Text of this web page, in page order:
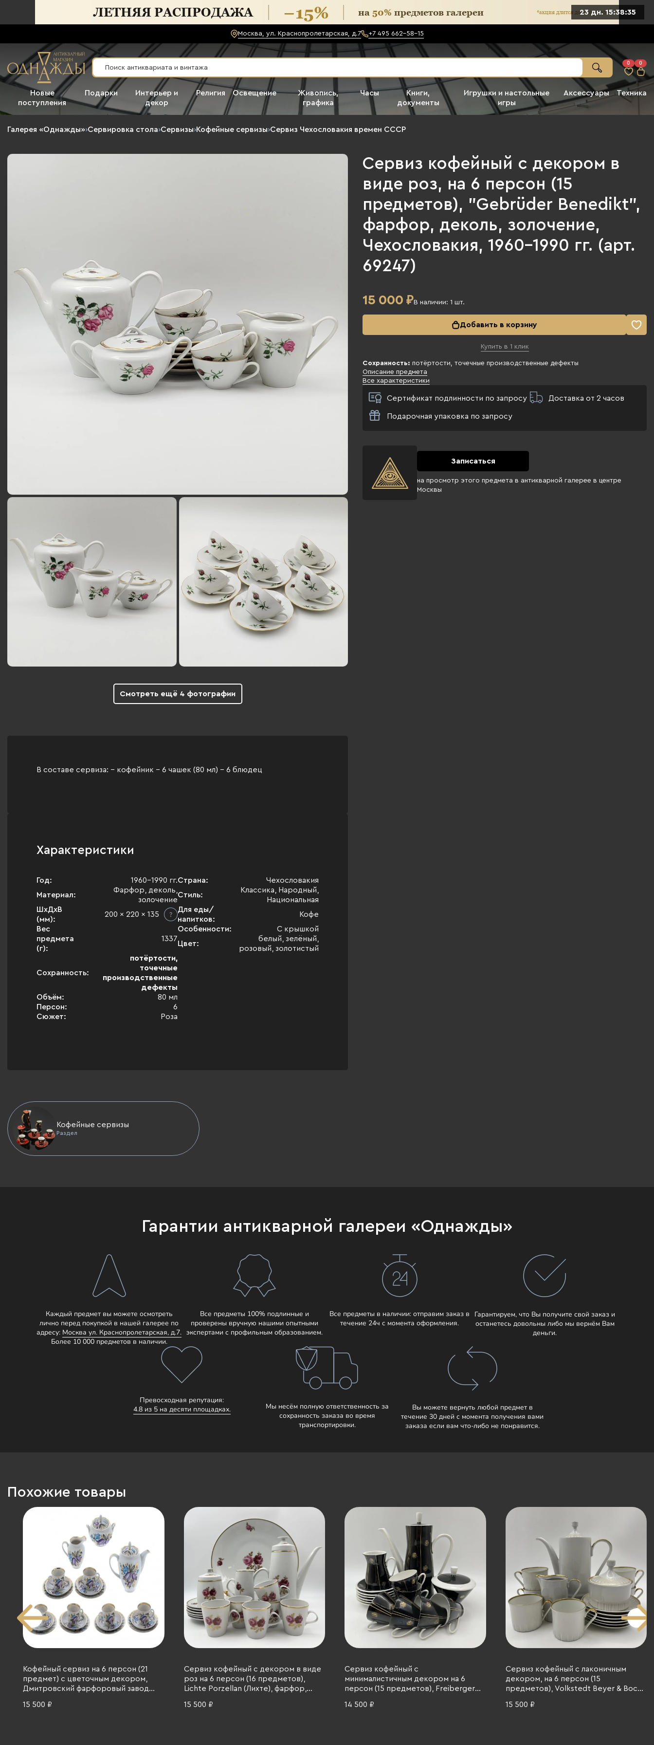
23 дн. 15:38:33
Москва, ул. Краснопролетарская, д.7 +7 495 662-58-15
0 0
Новые
поступления
Подарки
Интерьер и
декор
Религия Освещение
Живопись,
графика
Часы
Книги,
документы
Игрушки и настольные
игры
Аксессуары Техника
Галерея «Однажды»›Сервировка стола›Сервизы›Кофейные сервизы›Сервиз Чехословакия времен СССР
Смотреть ещё 4 фотографии
Сервиз кофейный с декором в
виде роз, на 6 персон (15
предметов), "Gebrüder Benedikt",
фарфор, деколь, золочение,
Чехословакия, 1960-1990 гг. (арт.
69247)
15 000 ₽В наличии: 1 шт.
Добавить в корзину
Купить в 1 клик
Сохранность: потёртости, точечные производственные дефекты
Описание предмета
Все характеристики
Сертификат подлинности по запросу Доставка от 2 часов
Подарочная упаковка по запросу
Записаться
на просмотр этого предмета в антикварной галерее в центре
Москвы
В составе сервиза: - кофейник - 6 чашек (80 мл) - 6 блюдец
Характеристики
Год:
1960-1990 гг.
Материал:
Фарфор, деколь,
золочение
ШхДхВ
(мм):
200 x 220 x 135
Вес
предмета
(г):
1337
Сохранность:
потёртости,
точечные
производственные
дефекты
Объём:
80 мл
Персон:
6
Сюжет:
Роза
Страна:
Чехословакия
Стиль:
Классика, Народный,
Национальная
Для еды/
напитков:
Кофе
Особенности:
С крышкой
Цвет:
белый, зелёный,
розовый, золотистый
Кофейные сервизы
Раздел
Гарантии антикварной галереи «Однажды»
Каждый предмет вы можете осмотреть
лично перед покупкой в нашей галерее по
адресу: Москва ул. Краснопролетарская, д.7.
Более 10 000 предметов в наличии.
Все предметы 100% подлинные и
проверены вручную нашими опытными
экспертами с профильным образованием.
Все предметы в наличии: отправим заказ в
течение 24ч с момента оформления.
Гарантируем, что Вы получите свой заказ и
останетесь довольны либо мы вернём Вам
деньги.
Превосходная репутация:
4.8 из 5 на десяти площадках.
Мы несём полную ответственность за
сохранность заказа во время
транспортировки.
Вы можете вернуть любой предмет в
течение 30 дней с момента получения вами
заказа если вам что-либо не понравится.
Похожие товары
Кофейный сервиз на 6 персон (21
предмет) с цветочным декором,
Дмитровский фарфоровый завод
1965-1991 гг.
15 500 ₽
Сервиз кофейный с декором в виде
роз на 6 персон (16 предметов),
Lichte Porzellan (Лихте), фарфор,
15 500 ₽
Сервиз кофейный c
минималистичным декором на 6
персон (15 предметов), Freiberger
золочение, ГДР, 1960-1990 гг.
14 500 ₽
Сервиз кофейный с лаконичным
декором, на 6 персон (15
предметов), Volkstedt Beyer & Bock,
1968 гг.
15 500 ₽